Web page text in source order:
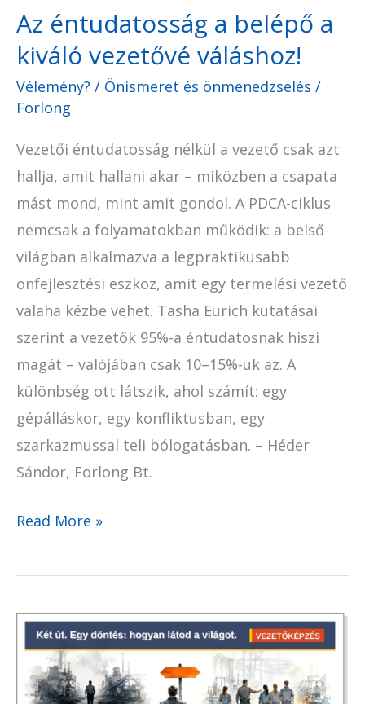
Az éntudatosság a belépő a
kiváló vezetővé váláshoz!
Vélemény? / Önismeret és önmenedzselés /
Forlong
Vezetői éntudatosság nélkül a vezető csak azt
hallja, amit hallani akar – miközben a csapata
mást mond, mint amit gondol. A PDCA-ciklus
nemcsak a folyamatokban működik: a belső
világban alkalmazva a legpraktikusabb
önfejlesztési eszköz, amit egy termelési vezető
valaha kézbe vehet. Tasha Eurich kutatásai
szerint a vezetők 95%-a éntudatosnak hiszi
magát – valójában csak 10–15%-uk az. A
különbség ott látszik, ahol számít: egy
gépálláskor, egy konfliktusban, egy
szarkazmussal teli bólogatásban. – Héder
Sándor, Forlong Bt.
Read More »
Korunk
divatszava